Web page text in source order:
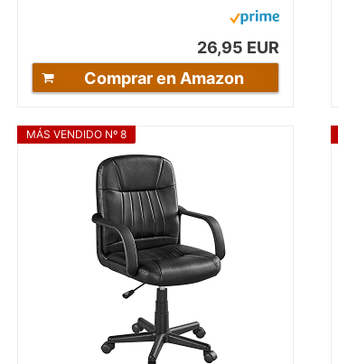
26,95 EUR
Comprar en Amazon
MÁS VENDIDO Nº 8